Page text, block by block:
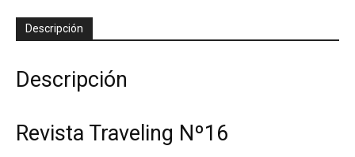
Descripción
Descripción
Revista Traveling Nº16